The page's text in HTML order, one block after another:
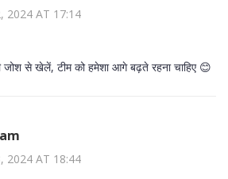
2024 AT 17:14
से खेलें, टीम को हमेशा आगे बढ़ते रहना चाहिए 😊
2024 AT 18:44